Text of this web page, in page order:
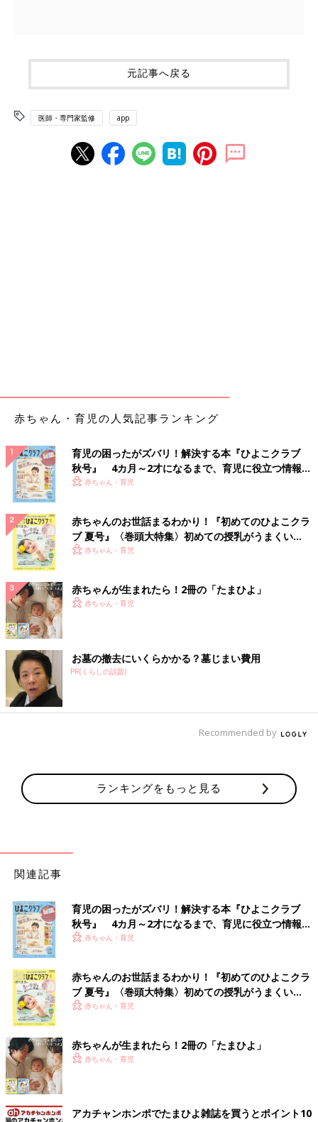
元記事へ戻る
医師・専門家監修 app
赤ちゃん・育児の人気記事ランキング
育児の困ったがズバリ！解決する本『ひよこクラブ
秋号』 4カ月～2才になるまで、育児に役立つ情報が
いっぱい！
赤ちゃん・育児
赤ちゃんのお世話まるわかり！『初めてのひよこクラ
ブ 夏号』〈巻頭大特集〉初めての授乳がうまくい
く！ おっぱい・ミルクの基本と夏のトラブル 解決テ
赤ちゃん・育児
赤ちゃんが生まれたら！2冊の「たまひよ」
赤ちゃん・育児
お墓の撤去にいくらかかる？墓じまい費用
PR(くらしの話題)
Recommended by
ランキングをもっと見る
関連記事
育児の困ったがズバリ！解決する本『ひよこクラブ
秋号』 4カ月～2才になるまで、育児に役立つ情報が
いっぱい！
赤ちゃん・育児
赤ちゃんのお世話まるわかり！『初めてのひよこクラ
ブ 夏号』〈巻頭大特集〉初めての授乳がうまくい
く！ おっぱい・ミルクの基本と夏のトラブル 解決テ
赤ちゃん・育児
赤ちゃんが生まれたら！2冊の「たまひよ」
赤ちゃん・育児
アカチャンホンポでたまひよ雑誌を買うとポイント10